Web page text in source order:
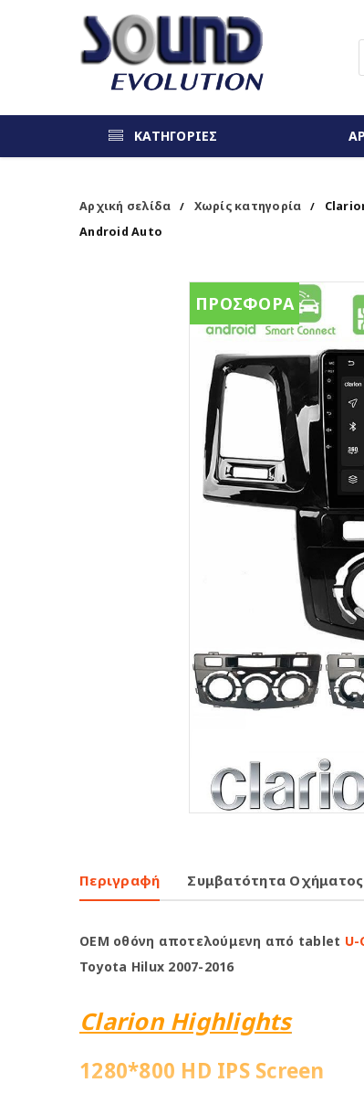
ΚΑΤΗΓΟΡΙΕΣ
Αρχική σελίδα / Χωρίς κατηγορία /
Android Auto
ΠΡΟΣΦΟΡΑ
Περιγραφή Συμβατότητα Οχήματος
OEM οθόνη αποτελούμενη από tablet U-
Toyota Hilux 2007-2016
Clarion Highlights
1280*800 HD IPS Screen